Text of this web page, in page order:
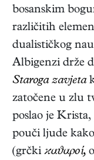
bosanskim
različitih
dualističkog
Albigenzi drže
Staroga zavjeta
zatočene u zlu
poslao je
pouči ljude
(grčki ϰαϑαροί,